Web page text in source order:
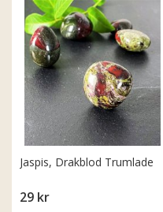
Jaspis, Drakblod Trumlade
29 kr